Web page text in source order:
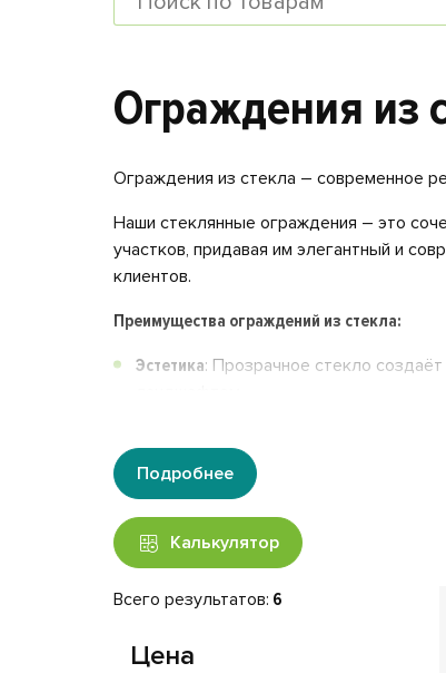
Ограждения из
Ограждения из стекла – современное
Наши стеклянные ограждения – это
участков, придавая им элегантный и
клиентов.
Преимущества ограждений из стекла:
Эстетика: Прозрачное стекло
индивидуальность.
Высокая безопасность
выбором для общественных
Экологическая чистота
Визуальная свобода : Прозрачные
Подробнее
Калькулятор
Всего результатов: 6
Цена